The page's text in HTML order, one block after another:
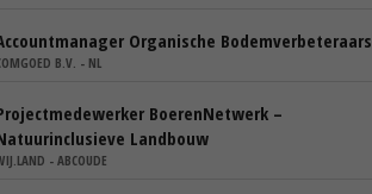
Organische Bodemverbeteraars
B.V. - NL
BoerenNetwerk –
Landbouw
- ABCOUDE